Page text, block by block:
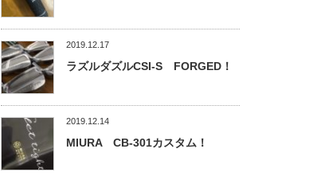
2019.12.17
ラズルダズルCSI-S FORGED！
2019.12.14
MIURA CB-301カスタム！